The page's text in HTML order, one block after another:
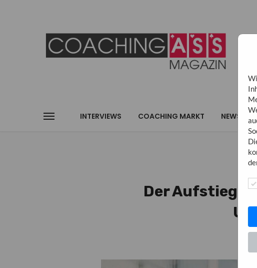
INTERVIEWS COACHING MARKT NEWS
Der Aufstieg